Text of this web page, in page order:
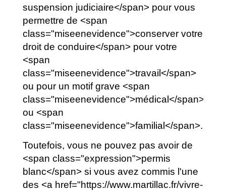
suspension judiciaire</span> pour vous
permettre de <span
class="miseenevidence">conserver votre
droit de conduire</span> pour votre
<span
class="miseenevidence">travail</span>
ou pour un motif grave <span
class="miseenevidence">médical</span>
ou <span
class="miseenevidence">familial</span>.
Toutefois, vous ne pouvez pas avoir de
<span class="expression">permis
blanc</span> si vous avez commis l'une
des <a href="https://www.martillac.fr/vivre-